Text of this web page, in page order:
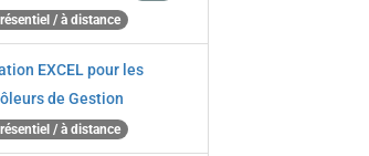
/ à distance
EXCEL pour les
de Gestion
/ à distance